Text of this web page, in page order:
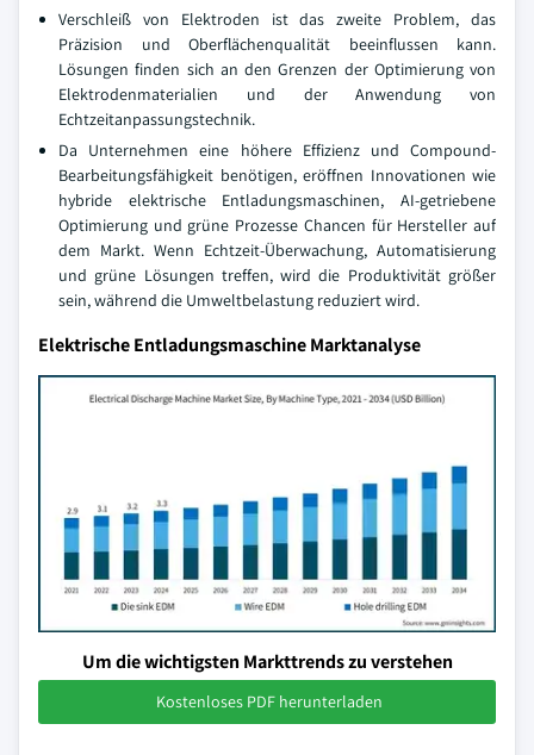
Verschleiß von Elektroden ist das zweite Problem, das
Präzision und Oberflächenqualität beeinflussen kann.
Lösungen finden sich an den Grenzen der Optimierung von
Elektrodenmaterialien und der Anwendung von
Echtzeitanpassungstechnik.
Da Unternehmen eine höhere Effizienz und Compound-
Bearbeitungsfähigkeit benötigen, eröffnen Innovationen wie
hybride elektrische Entladungsmaschinen, AI-getriebene
Optimierung und grüne Prozesse Chancen für Hersteller auf
dem Markt. Wenn Echtzeit-Überwachung, Automatisierung
und grüne Lösungen treffen, wird die Produktivität größer
sein, während die Umweltbelastung reduziert wird.
Elektrische Entladungsmaschine Marktanalyse
Um die wichtigsten Markttrends zu verstehen
Kostenloses PDF herunterladen